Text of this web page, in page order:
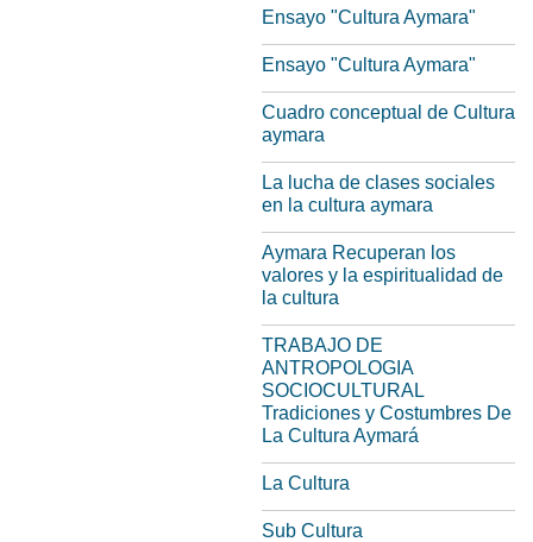
Ensayo "Cultura Aymara"
Ensayo "Cultura Aymara"
Cuadro conceptual de Cultura
aymara
La lucha de clases sociales
en la cultura aymara
Aymara Recuperan los
valores y la espiritualidad de
la cultura
TRABAJO DE
ANTROPOLOGIA
SOCIOCULTURAL
Tradiciones y Costumbres De
La Cultura Aymará
La Cultura
Sub Cultura